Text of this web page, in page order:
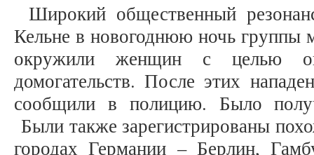
Широкий общественный
Кельне в новогоднюю ночь
окружили женщин с целью
домогательств. После этих
сообщили в полицию. Было
Были также зарегистрированы
городах Германии – Берлин,